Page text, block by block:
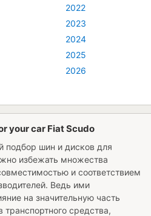
2022
2023
2024
2025
2026
your car Fiat Scudo
подбор шин и дисков для
избежать множества
и соответствием
Ведь ими
на значительную часть
транспортного средства,